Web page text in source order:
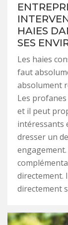
HAIES
SES
Les haies
faut
absolument
Les
et il peut
intéressants
dresser un
directement.
directement